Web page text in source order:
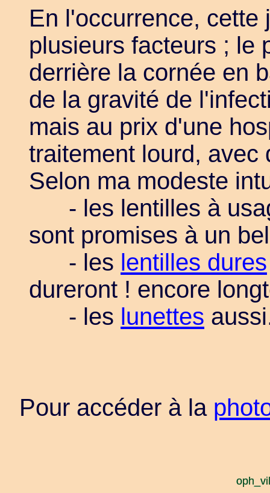
En l'occurrence, cette
plusieurs facteurs ; le
derrière la cornée en
de la gravité de
mais au prix d'une
traitement lourd, avec
Selon ma modeste
- les lentilles à
sont promises à un
- les lentilles dures
dureront ! encore
- les lunettes
Pour accéder à la